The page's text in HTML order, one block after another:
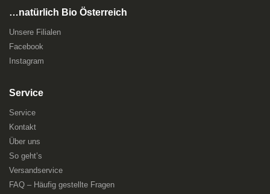
…natürlich Bio Österreich
Unsere Filialen
Facebook
Instagram
Service
Service
Kontakt
Über uns
So geht’s
Versandservice
FAQ – Häufig gestellte Fragen